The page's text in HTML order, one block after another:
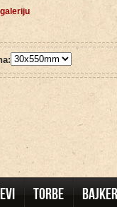
TORBE